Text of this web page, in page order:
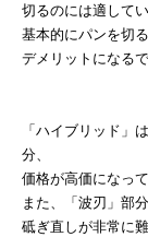
切るのには適してい
基本的にパンを切
デメリットになるで
「ハイブリッド」
分、
価格が高価になって
また、「波刃」部
砥ぎ直しが非常に